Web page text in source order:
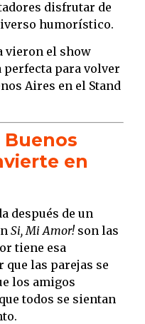
disfrutar de
humorístico.
vieron el show
para volver
Aires en el Stand
Buenos
en
después de un
Si, Mi Amor!son las
tiene esa
que las parejas se
los amigos
todos se sientan